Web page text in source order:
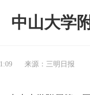
中山大学
来源：三明日报